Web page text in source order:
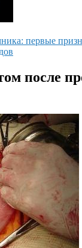
первые
после